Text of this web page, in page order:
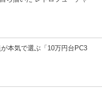
本気で選ぶ「10万円台PC3